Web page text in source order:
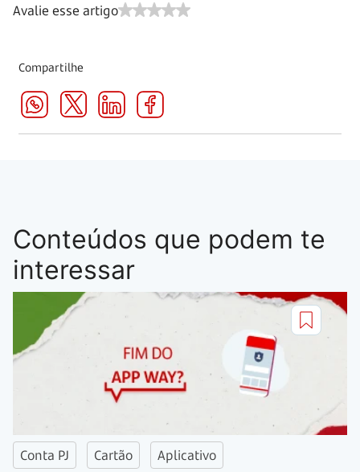
Avalie esse artigo
Compartilhe
Conteúdos que podem te
interessar
Conta PJ Cartão Aplicativo